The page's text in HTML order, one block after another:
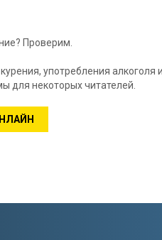
Проверим.
употребления алкоголя
для некоторых читателей.